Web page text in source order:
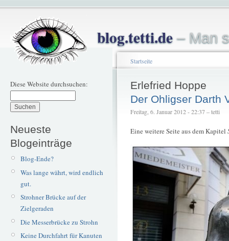
blog.tetti.de– Man
Diese Website durchsuchen:
Neueste
Blogeinträge
Blog-Ende?
Was lange währt, wird endlich
gut.
Strohner Brücke auf der
Zielgeraden
Die Messerbrücke zu Strohn
Keine Durchfahrt für Kanuten
Startseite
Erlefried Hoppe
Der Ohligser Darth
Freitag, 6. Januar 2012 - 22:37 – tetti
Eine weitere Seite aus dem Kapitel